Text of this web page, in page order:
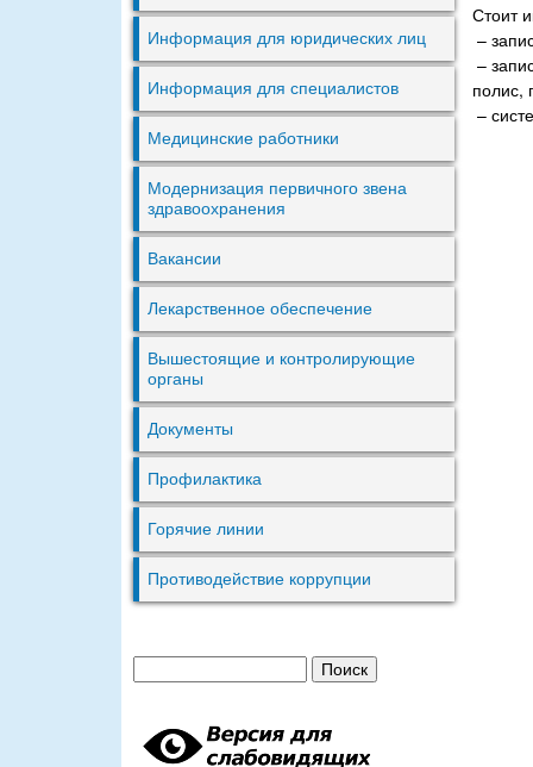
Стоит
–
–
полис,
–
Информация для юридических лиц
Информация для специалистов
Медицинские работники
Модернизация первичного звена
здравоохранения
Вакансии
Лекарственное обеспечение
Вышестоящие и контролирующие
органы
Документы
Профилактика
Горячие линии
Противодействие коррупции
Ф
о